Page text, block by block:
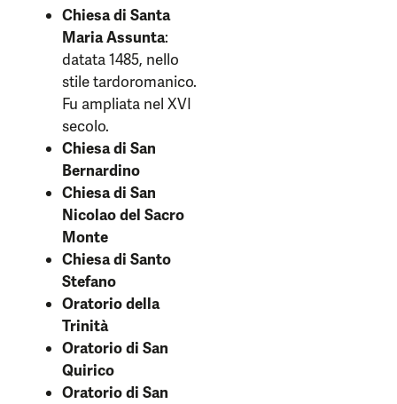
Chiesa di Santa
Maria Assunta:
datata 1485, nello
stile tardoromanico.
Fu ampliata nel XVI
secolo.
Chiesa di San
Bernardino
Chiesa di San
Nicolao del Sacro
Monte
Chiesa di Santo
Stefano
Oratorio della
Trinità
Oratorio di San
Quirico
Oratorio di San